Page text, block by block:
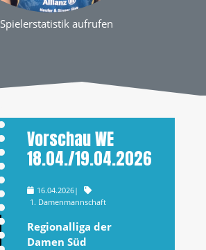
Spielerstatistik aufrufen
Vorschau WE
18.04./19.04.2026
16.04.2026|
1. Damenmannschaft
Regionalliga der
Damen Süd